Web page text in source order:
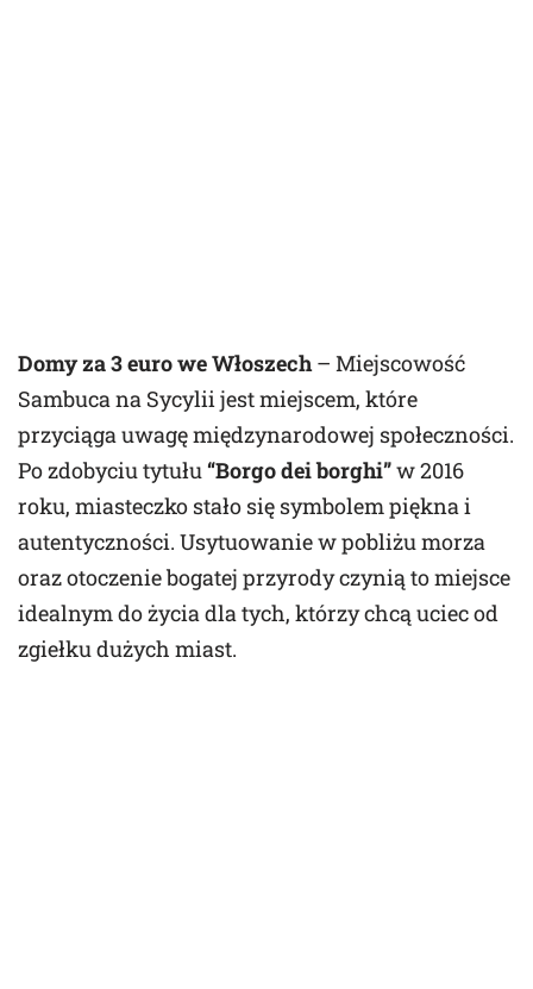
Domy za 3 euro we Włoszech – Miejscowość
Sambuca na Sycylii jest miejscem, które
przyciąga uwagę międzynarodowej społeczności.
Po zdobyciu tytułu “Borgo dei borghi”w 2016
roku, miasteczko stało się symbolem piękna i
autentyczności. Usytuowanie w pobliżu morza
oraz otoczenie bogatej przyrody czynią to miejsce
idealnym do życia dla tych, którzy chcą uciec od
zgiełku dużych miast.